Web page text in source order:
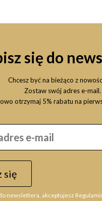
się do
Chcesz być na bieżąco z
Zostaw swój adres e-mail.
otrzymaj 5% rabatu na
się
newslettera, akceptujesz